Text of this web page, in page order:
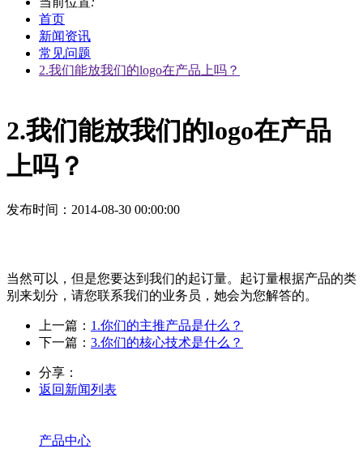
首页
新闻资讯
常见问题
2.我们能放我们的logo在产品上吗？
2.我们能放我们的logo在产品
上吗？
发布时间 ：2014-08-30 00:00:00
当然可以，但是您要达到我们的起订量。起订量根据产品的类
别来划分，请您联系我们的业务员，她会为您解答的。
上一篇： 1.你们的主推产品是什么？
下一篇： 3.你们的核心技术是什么？
分享：
返回新闻列表
产品中心